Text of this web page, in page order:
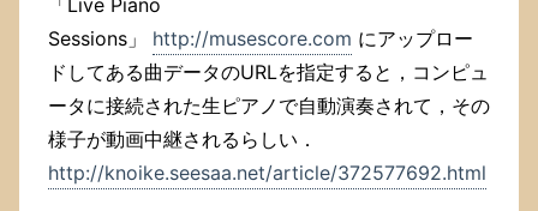
Sessions」 http://musescore.com にアップロー
ドしてある曲データのURLを指定すると，コンピュ
ータに接続された生ピアノで自動演奏されて，その
様子が動画中継されるらしい．
http://knoike.seesaa.net/article/372577692.html